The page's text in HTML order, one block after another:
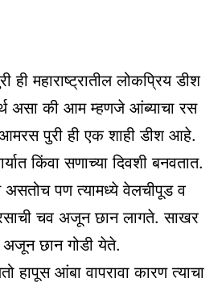
ही महाराष्ट्रातील लोकप्रिय डीश
असा की आम म्हणजे आंब्याचा रस
पुरी ही एक शाही डीश आहे.
किंवा सणाच्या दिवशी बनवतात.
पण त्यामध्ये वेलचीपूड व
चव अजून छान लागते. साखर
अजून छान गोडी येते.
हापूस आंबा वापरावा कारण त्याचा